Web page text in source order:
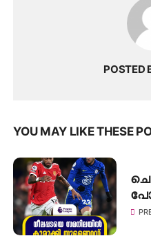
POSTED
YOU MAY LIKE THESE